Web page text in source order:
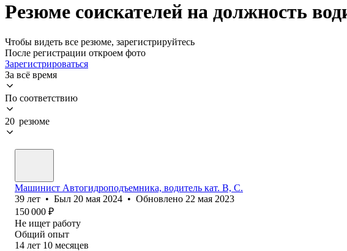
Резюме соискателей на должность
Чтобы видеть все резюме, зарегистрируйтесь
После регистрации откроем фото
Зарегистрироваться
За всё время
По соответствию
20 резюме
Машинист Автогидроподъемника, водитель кат. B, C.
39 лет • Был 20 мая 2024 • Обновлено 22 мая 2023
150 000 ₽
Не ищет работу
Общий опыт
14 лет 10 месяцев